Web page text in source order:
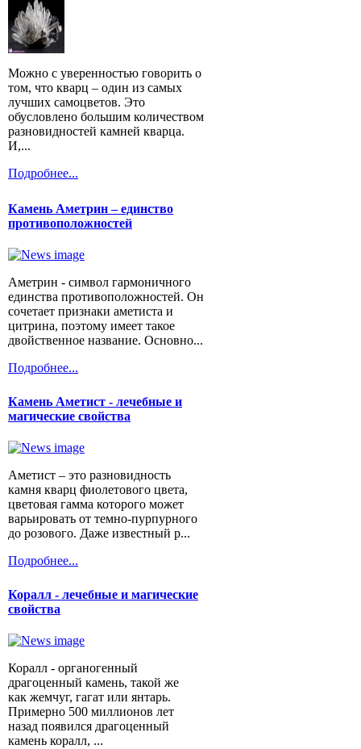
Можно с уверенностью говорить о
том, что кварц – один из самых
лучших самоцветов. Это
обусловлено большим количеством
разновидностей камней кварца.
И,...
Подробнее...
Камень Аметрин – единство
противоположностей
Аметрин - символ гармоничного
единства противоположностей. Он
сочетает признаки аметиста и
цитрина, поэтому имеет такое
двойственное название. Основно...
Подробнее...
Камень Аметист - лечебные и
магические свойства
Аметист – это разновидность
камня кварц фиолетового цвета,
цветовая гамма которого может
варьировать от темно-пурпурного
до розового. Даже известный р...
Подробнее...
Коралл - лечебные и магические
свойства
Коралл - органогенный
драгоценный камень, такой же
как жемчуг, гагат или янтарь.
Примерно 500 миллионов лет
назад появился драгоценный
камень коралл, ...